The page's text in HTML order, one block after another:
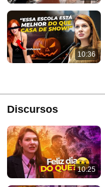
10:36
Discursos
10:25